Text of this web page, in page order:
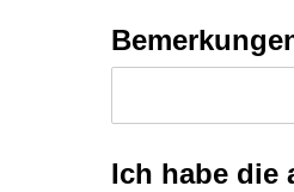
Ich habe die